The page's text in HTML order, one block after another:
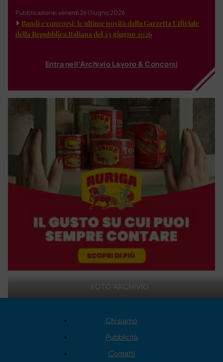
FOTO ARCHIVIO
Pubblicazione: venerdì 26 Giugno 2026
Bandi e concorsi: le ultime novità dalla Gazzetta Ufficiale
della Repubblica Italiana del 23 giugno 2026
Entra nell'Archivio Lavoro & Concorsi
Chi siamo
Pubblicità
Contatti